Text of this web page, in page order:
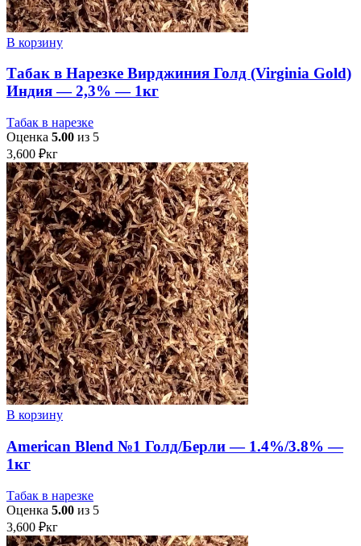
В корзину
Табак в Нарезке Вирджиния Голд (Virginia Gold)
Индия — 2,3% — 1кг
Табак в нарезке
Оценка 5.00 из 5
3,600 ₽кг
В корзину
American Blend №1 Голд/Берли — 1.4%/3.8% —
1кг
Табак в нарезке
Оценка 5.00 из 5
3,600 ₽кг